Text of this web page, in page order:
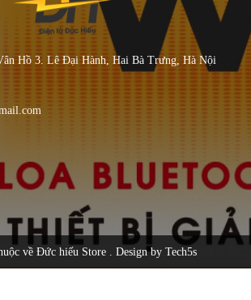
Hồ 3. Lê Đại Hành, Hai Bà Trưng, Hà Nội
về Đức hiếu Store . Design by Tech5s